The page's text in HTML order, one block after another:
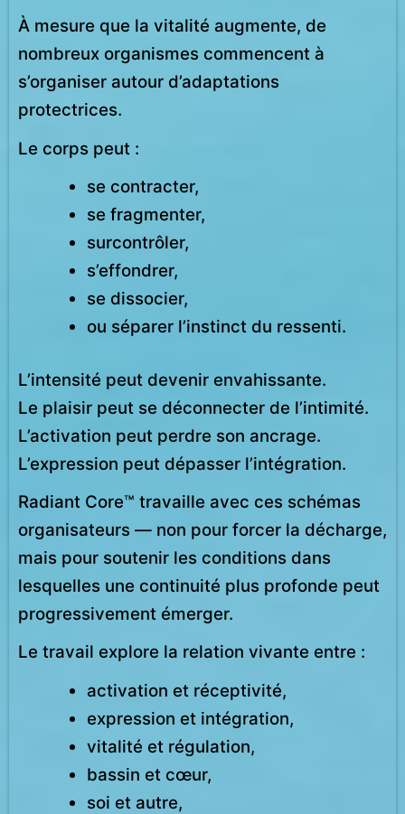
À mesure que la vitalité augmente, de
nombreux organismes commencent à
s’organiser autour d’adaptations
protectrices.
Le corps peut :
se contracter,
se fragmenter,
surcontrôler,
s’effondrer,
se dissocier,
ou séparer l’instinct du ressenti.
L’intensité peut devenir envahissante.
Le plaisir peut se déconnecter de l’intimité.
L’activation peut perdre son ancrage.
L’expression peut dépasser l’intégration.
Radiant Core™ travaille avec ces schémas
organisateurs — non pour forcer la décharge,
mais pour soutenir les conditions dans
lesquelles une continuité plus profonde peut
progressivement émerger.
Le travail explore la relation vivante entre :
activation et réceptivité,
expression et intégration,
vitalité et régulation,
bassin et cœur,
soi et autre,